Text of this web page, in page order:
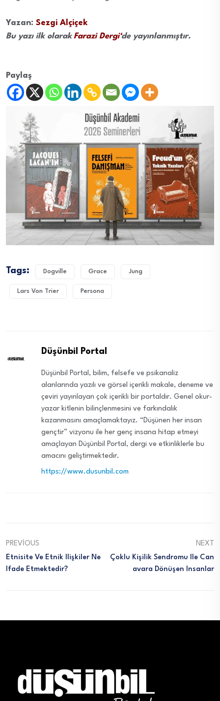
Yazan: Sezgi Alçiçek
Bu yazı ilk olarak Farazi Dergi‘de yayınlanmıştır.
Paylaş
Tags: Dogville Grace Jung
Lars Von Trier Persona
Düşünbil Portal
Düşünbil Portal, bilim, felsefe ve psikanaliz
alanlarında yazılı ve görsel içerikli makale, deneme ve
çeviri yayınlayan çok içerikli bir portaldır. Genel okur-
yazar kitlenin bilinçlenmesini ve farkındalık
kazanmasını amaçlamaktayız. “Düşünen her insan
gençtir” vizyonu ile her genç insana hitap etmeyi
amaçlayan Düşünbil Portal, dergi ve etkinliklerle bu
amacını geliştirmektedir.
https://www.dusunbil.com
PREVIOUS
Etnisite Ve Etnik Ilişkiler Ne
Ifade Etmektedir?
NEXT
Çoklu Kişilik Sendromu Ile Can
Avara Dönüşen Insanlar